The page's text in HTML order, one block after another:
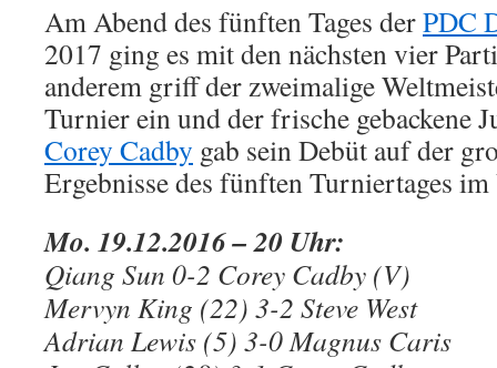
Am Abend des fünften Tages derPDC
2017 ging es mit den nächsten vier
anderem griff der zweimalige
Turnier ein und der frische gebackene
Corey Cadby gab sein Debüt auf der
Ergebnisse des fünften Turniertages
Mo. 19.12.2016 – 20 Uhr:
Qiang Sun 0-2 Corey Cadby (V)
Mervyn King (22) 3-2 Steve West
Adrian Lewis (5) 3-0 Magnus Caris